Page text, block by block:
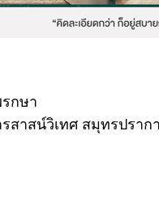
กษา
าสน์วิเทศ สมุทรปราก